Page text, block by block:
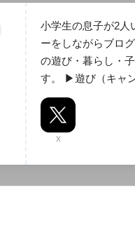
小学生の息子が2人
ーをしながらブロ
の遊び・暮らし・
す。 ▶︎遊び（キャ
X